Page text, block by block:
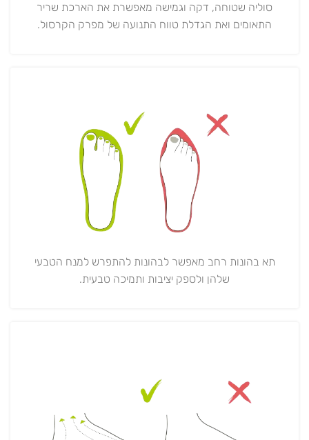
סוליה שטוחה, דקה וגמישה מאפשרת את הארכת שריר
התאומים ואת הגדלת טווח התנועה של מפרק הקרסול.
תא בהונות רחב מאפשר לבהונות להתפרש למנח הטבעי
שלהן ולספק יציבות ותמיכה טבעית.